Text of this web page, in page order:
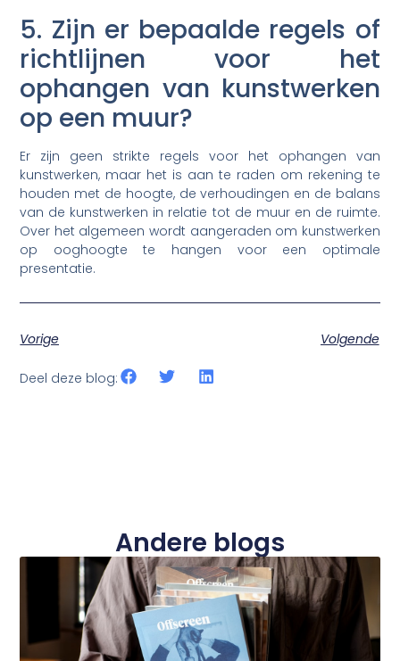
5. Zijn er bepaalde regels of
richtlijnen voor het
ophangen van kunstwerken
op een muur?
Er zijn geen strikte regels voor het ophangen van
kunstwerken, maar het is aan te raden om rekening te
houden met de hoogte, de verhoudingen en de balans
van de kunstwerken in relatie tot de muur en de ruimte.
Over het algemeen wordt aangeraden om kunstwerken
op ooghoogte te hangen voor een optimale
presentatie.
Vorige Volgende
Deel deze blog:
Andere blogs